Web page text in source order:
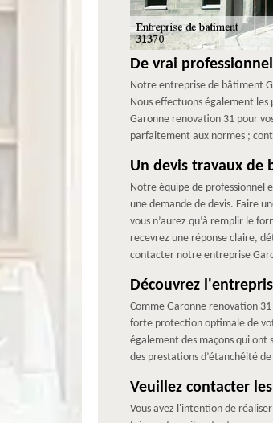
De vrai
Notre entreprise de bâtiment
Nous effectuons également
Garonne renovation 31 pour
parfaitement aux normes ;
Un devis travaux de
Notre équipe de professionnel
une demande de devis. Faire
vous n’aurez qu’à remplir le
recevrez une réponse claire,
contacter notre entreprise
Découvrez
Comme Garonne renovation
forte protection optimale de
également des maçons qui ont
des prestations d’étanchéité
Veuillez contacter
Vous avez l'intention de